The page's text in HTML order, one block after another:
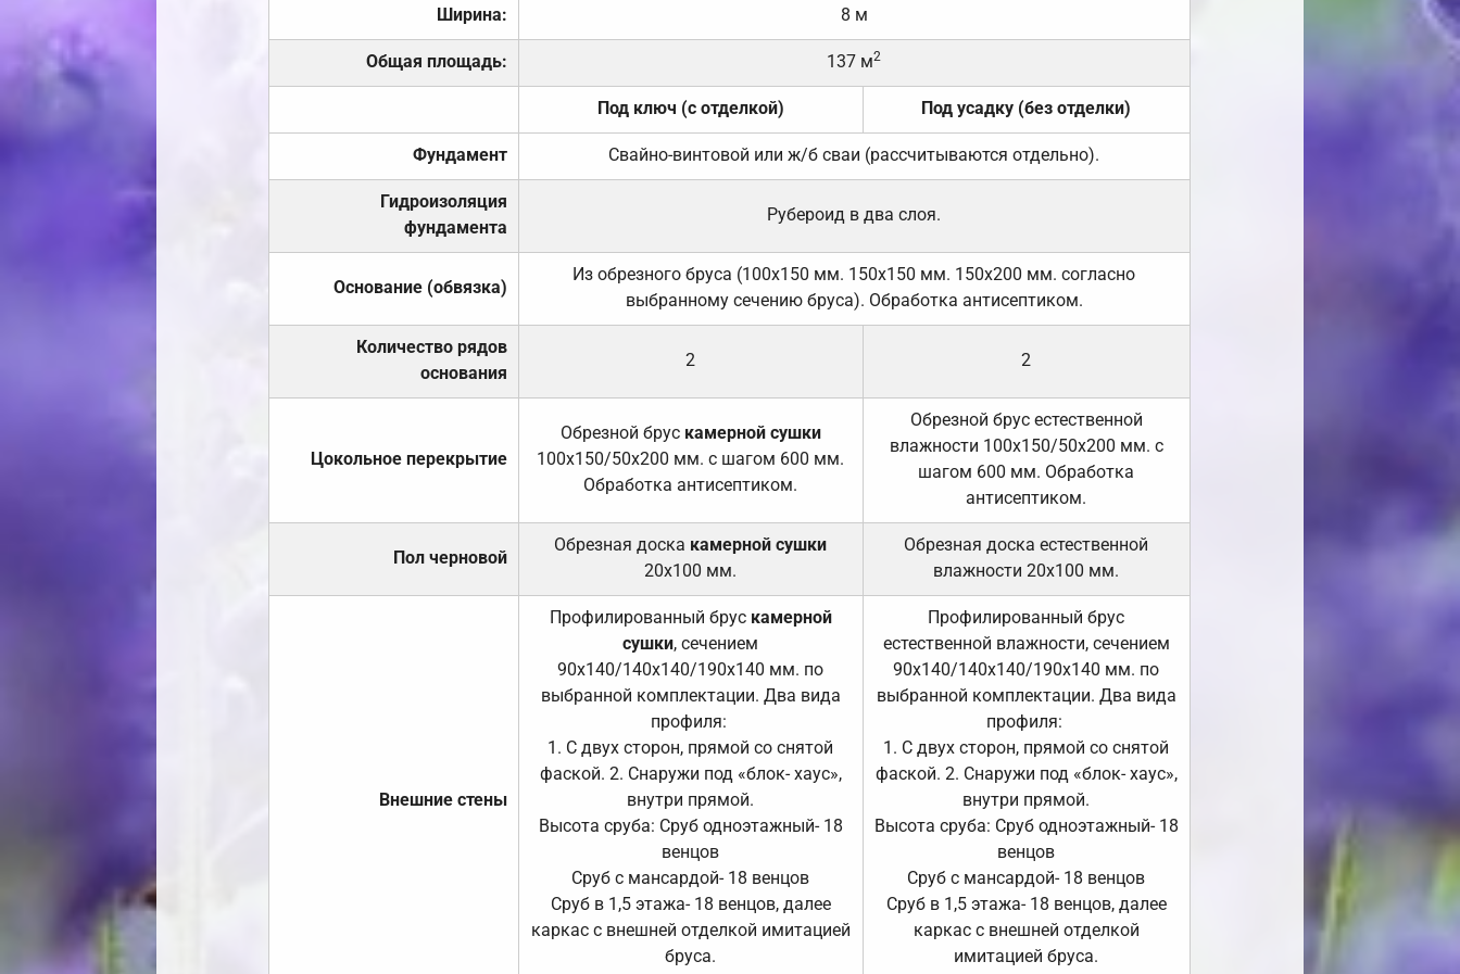
Ширина: 8 м
Общая площадь: 137 м2
Под ключ (с отделкой) Под усадку (без отделки)
Фундамент Свайно-винтовой или ж/б сваи (рассчитываются отдельно).
Гидроизоляция
фундамента
Рубероид в два слоя.
Основание (обвязка)
Из обрезного бруса (100х150 мм. 150х150 мм. 150х200 мм. согласно
выбранному сечению бруса). Обработка антисептиком.
Количество рядов
основания
2 2
Цокольное перекрытие
Обрезной брус камерной сушки
100х150/50х200 мм. с шагом 600 мм.
Обработка антисептиком.
Обрезной брус естественной
влажности 100х150/50х200 мм. с
шагом 600 мм. Обработка
антисептиком.
Пол черновой
Обрезная доска камерной сушки
20х100 мм.
Обрезная доска естественной
влажности 20х100 мм.
Внешние стены
Профилированный брус камерной
сушки, сечением
90х140/140х140/190х140 мм. по
выбранной комплектации. Два вида
профиля:
1. С двух сторон, прямой со снятой
фаской. 2. Снаружи под «блок- хаус»,
внутри прямой.
Высота сруба: Сруб одноэтажный- 18
венцов
Сруб с мансардой- 18 венцов
Сруб в 1,5 этажа- 18 венцов, далее
каркас с внешней отделкой имитацией
бруса.
Профилированный брус
естественной влажности, сечением
90х140/140х140/190х140 мм. по
выбранной комплектации. Два вида
профиля:
1. С двух сторон, прямой со снятой
фаской. 2. Снаружи под «блок- хаус»,
внутри прямой.
Высота сруба: Сруб одноэтажный- 18
венцов
Сруб с мансардой- 18 венцов
Сруб в 1,5 этажа- 18 венцов, далее
каркас с внешней отделкой
имитацией бруса.